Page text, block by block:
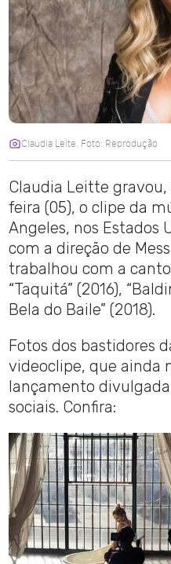
Claudia Leite. Foto: Reprodução
Claudia Leitte
feira (05), o clipe da
Angeles, nos Estados
com a direção de
trabalhou com a
“Taquitá” (2016),
Bela do Baile” (2018).
Fotos dos bastidores
videoclipe, que ainda
lançamento
sociais. Confira: